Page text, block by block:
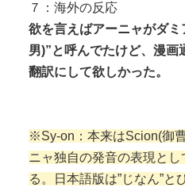
７：海外の反応
欲を言えばアーニャがダ
男)”と呼んでたけど、漫
翻訳にして欲しかった。
※Sy-on：本来はScion(御
ニャ独自の発音の表現と
る。日本語版は”じなん”と